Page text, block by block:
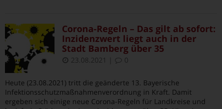
Corona-Regeln – Das gilt ab sofort:
Inzidenzwert liegt auch in der
Stadt Bamberg über 35
23.08.2021 0
Heute (23.08.2021) tritt die geänderte 13. Bayerische
Infektionsschutzmaßnahmenverordnung in Kraft. Damit
ergeben sich einige neue Corona-Regeln für Landkreise und